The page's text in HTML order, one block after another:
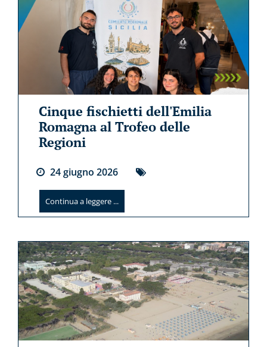
Cinque fischietti dell'Emilia
Romagna al Trofeo delle
Regioni
24giugno 2026
Continua a leggere ...